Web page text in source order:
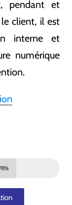
pendant et
le client, il est
interne et
numérique